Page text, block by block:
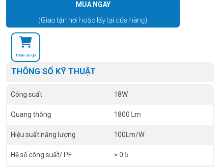
MUA NGAY
(Giao tận nơi hoặc lấy tại cửa hàng)
Thêm vào giỏ
THÔNG SỐ KỸ THUẬT
Công suất 18W
Quang thông 1800 Lm
Hiệu suất năng lượng 100Lm/W
Hệ số công suất/ PF > 0.5